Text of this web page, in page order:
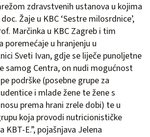
zdravstvenih ustanova u kojima
Žaje u KBC ‘Sestre milosrdnice’,
Marčinka u KBC Zagreb i tim
poremećaje u hranjenju u
Sveti Ivan, gdje se liječe punoljetne
samog Centra, on nudi mogućnost
podrške (posebne grupe za
i mlade žene te žene s
prema hrani zrele dobi) te u
koja provodi nutricionističke
E.”, pojašnjava Jelena